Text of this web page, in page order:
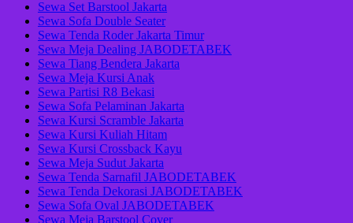
Sewa Set Barstool Jakarta
Sewa Sofa Double Seater
Sewa Tenda Roder Jakarta Timur
Sewa Meja Dealing JABODETABEK
Sewa Tiang Bendera Jakarta
Sewa Meja Kursi Anak
Sewa Partisi R8 Bekasi
Sewa Sofa Pelaminan Jakarta
Sewa Kursi Scramble Jakarta
Sewa Kursi Kuliah Hitam
Sewa Kursi Crossback Kayu
Sewa Meja Sudut Jakarta
Sewa Tenda Sarnafil JABODETABEK
Sewa Tenda Dekorasi JABODETABEK
Sewa Sofa Oval JABODETABEK
Sewa Meja Barstool Cover